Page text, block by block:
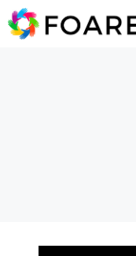
Saltar
al